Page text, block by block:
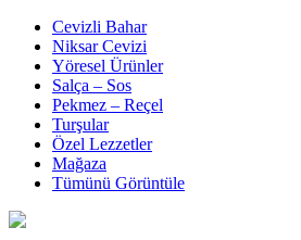
Cevizli Bahar
Niksar Cevizi
Yöresel Ürünler
Salça – Sos
Pekmez – Reçel
Turşular
Özel Lezzetler
Mağaza
Tümünü Görüntüle